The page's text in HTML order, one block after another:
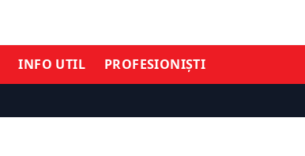
INFO UTIL PROFESIONIȘTI